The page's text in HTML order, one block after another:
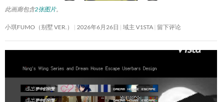
此画廊包含2张图片。
小琪FUMO（别墅 VER.） 2026年6月26日 域主 V1STA 留下评论